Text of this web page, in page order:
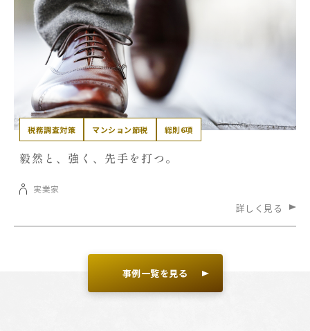
税務調査対策 マンション節税 総則6項
毅然と、強く、先手を打つ。
実業家
詳しく見る
事例一覧を見る